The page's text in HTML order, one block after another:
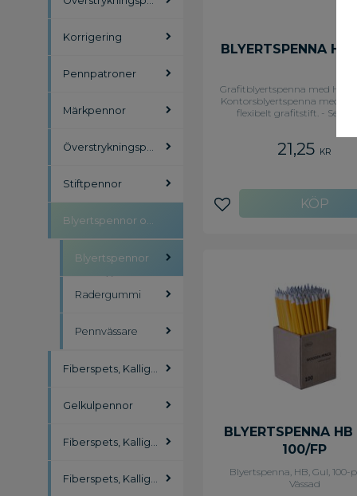
BLYERTSPENNA HB
Grafitblyertspenna med HB-
Kontorsblyertspenna med
flexibelt grafitstift. -
jelutongträ - HB-hårdhet -
21,25 KR
Lägg till i favoriter
BLYERTSPENNA HB
100/FP
Blyertspenna, HB, Gul, 100-
Vässad
Korrigering
Pennpatroner
Märkpennor
Överstrykningspennor
Stiftpennor
Blyertspennor och tillbehör
Blyertspennor
Radergummi
Pennvässare
Fiberspets, Kalligrafipennor
Gelkulpennor
Fiberspets, Kalligrafipennor
Fiberspets, Kalligrafipennor